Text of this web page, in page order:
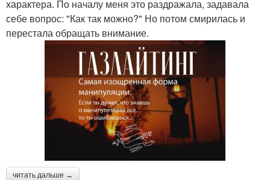
характера. По началу меня это раздражала, задавала
себе вопрос: "Как так можно?" Но потом смирилась и
перестала обращать внимание.
читать дальше →